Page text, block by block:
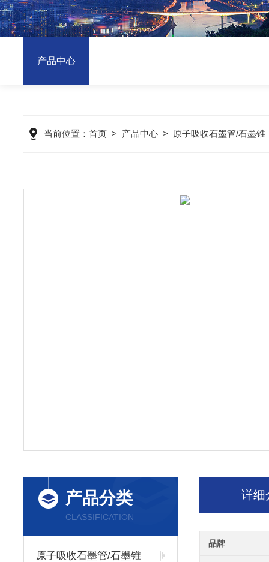
产品中心
当前位置： 首页 > 产品中心 > 原子吸收石墨管/石墨锥
产品分类
CLASSIFICATION
原子吸收石墨管/石墨锥
详细
品牌